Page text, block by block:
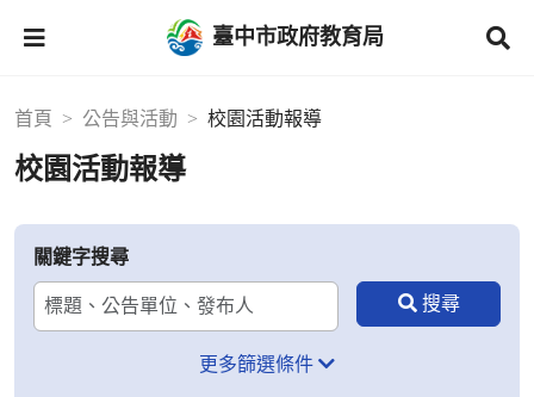
臺中市政府教育局
首頁 公告與活動 校園活動報導
校園活動報導
關鍵字搜尋
更多篩選條件